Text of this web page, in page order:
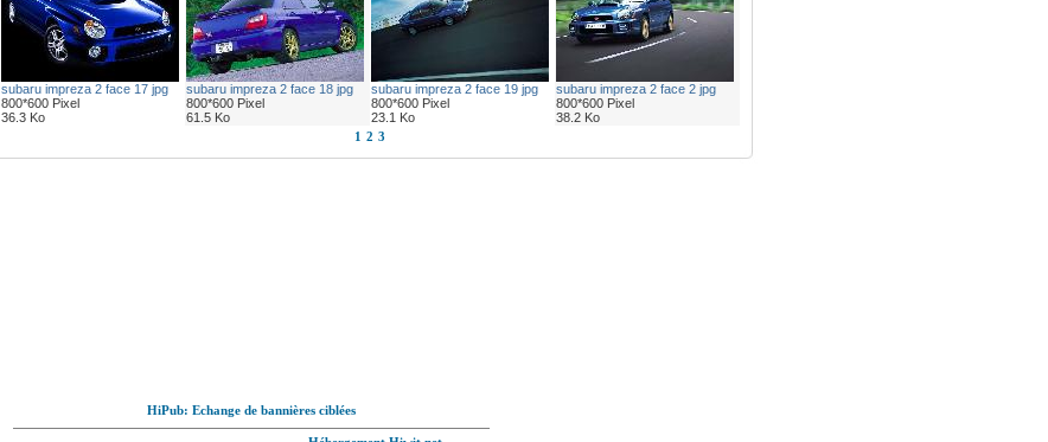
subaru impreza 2 face 17 jpg
800*600 Pixel
36.3 Ko
subaru impreza 2 face 18 jpg
800*600 Pixel
61.5 Ko
subaru impreza 2 face 19 jpg
800*600 Pixel
23.1 Ko
subaru impreza 2 face 2 jpg
800*600 Pixel
38.2 Ko
1 2 3
HiPub: Echange de bannières ciblées